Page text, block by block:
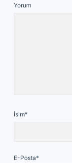
Yorum
İsim*
E-Posta*